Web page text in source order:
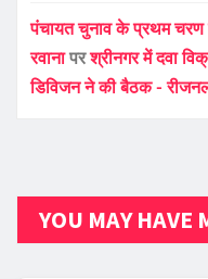
पंचायत चुनाव के प्रथम चरण
रवानापरश्रीनगर में दवा
डिविजन ने की बैठक - रीजनल
YOU MAY HAVE